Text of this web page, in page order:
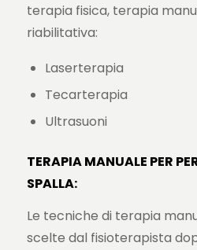
terapia fisica, terapia
riabilitativa:
Laserterapia
Tecarterapia
Ultrasuoni
TERAPIA MANUALE PER
SPALLA:
Le tecniche di terapia
scelte dal fisioterapista